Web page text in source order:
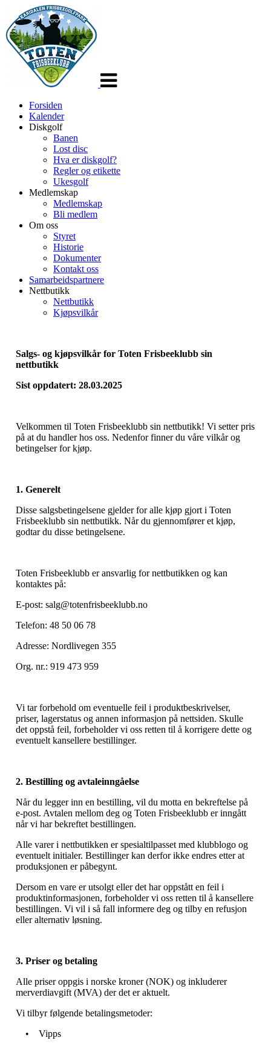
Forsiden
Kalender
Diskgolf
Banen
Lost disc
Hva er diskgolf?
Regler og etikette
Ukesgolf
Medlemskap
Medlemskap
Bli medlem
Om oss
Styret
Historie
Dokumenter
Kontakt oss
Samarbeidspartnere
Nettbutikk
Nettbutikk
Kjøpsvilkår
Salgs- og kjøpsvilkår for Toten Frisbeeklubb sin
nettbutikk
Sist oppdatert: 28.03.2025
Velkommen til Toten Frisbeeklubb sin nettbutikk! Vi setter pris
på at du handler hos oss. Nedenfor finner du våre vilkår og
betingelser for kjøp.
1. Generelt
Disse salgsbetingelsene gjelder for alle kjøp gjort i Toten
Frisbeeklubb sin nettbutikk. Når du gjennomfører et kjøp,
godtar du disse betingelsene.
Toten Frisbeeklubb er ansvarlig for nettbutikken og kan
kontaktes på:
E-post: salg@totenfrisbeeklubb.no
Telefon: 48 50 06 78
Adresse: Nordlivegen 355
Org. nr.: 919 473 959
Vi tar forbehold om eventuelle feil i produktbeskrivelser,
priser, lagerstatus og annen informasjon på nettsiden. Skulle
det oppstå feil, forbeholder vi oss retten til å korrigere dette og
eventuelt kansellere bestillinger.
2. Bestilling og avtaleinngåelse
Når du legger inn en bestilling, vil du motta en bekreftelse på
e-post. Avtalen mellom deg og Toten Frisbeeklubb er inngått
når vi har bekreftet bestillingen.
Alle varer i nettbutikken er spesialtilpasset med klubblogo og
eventuelt initialer. Bestillinger kan derfor ikke endres etter at
produksjonen er påbegynt.
Dersom en vare er utsolgt eller det har oppstått en feil i
produktinformasjonen, forbeholder vi oss retten til å kansellere
bestillingen. Vi vil i så fall informere deg og tilby en refusjon
eller alternativ løsning.
3. Priser og betaling
Alle priser oppgis i norske kroner (NOK) og inkluderer
merverdiavgift (MVA) der det er aktuelt.
Vi tilbyr følgende betalingsmetoder:
• Vipps